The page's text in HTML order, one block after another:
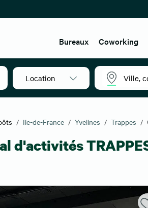
Bureaux Coworking
Location
Ile-de-France Yvelines Trappes
d'activités